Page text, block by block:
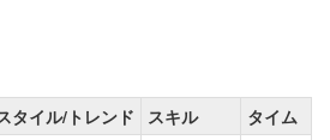
タイル/トレンド スキル タイム